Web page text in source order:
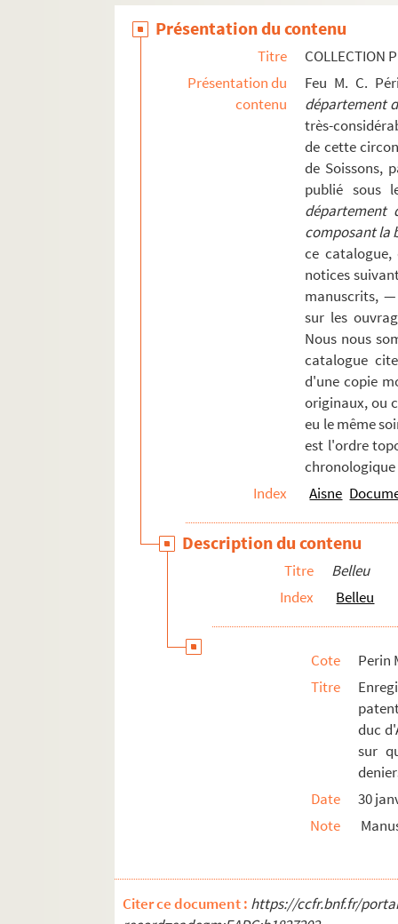
Cœuvres et Valsery
Coingt
Coucy-le-Château
Dhuizel
Présentation du contenu
Titre
COLLECTION
Présentation du
contenu
Feu M. C.
département
très-
de cette
de Soissons,
publié sous
département
composant la
ce
notices
manuscrits, —
sur les
Nous nous
catalogue
d'une copie
originaux, ou
eu le même
est l'ordre
chronologique
Index
Aisne
Description du contenu
Titre
Belleu
Index
Belleu
Cote
Perin
Titre
duc
sur
Date
30
Note
Citer ce document : https://ccfr.bnf.fr/